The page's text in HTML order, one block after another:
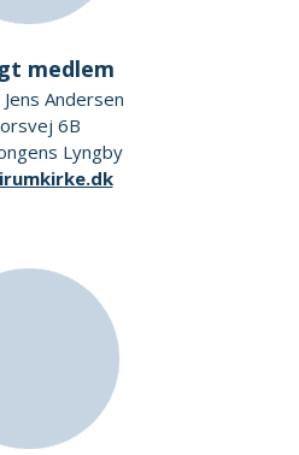
medlem
Andersen
6B
Lyngby